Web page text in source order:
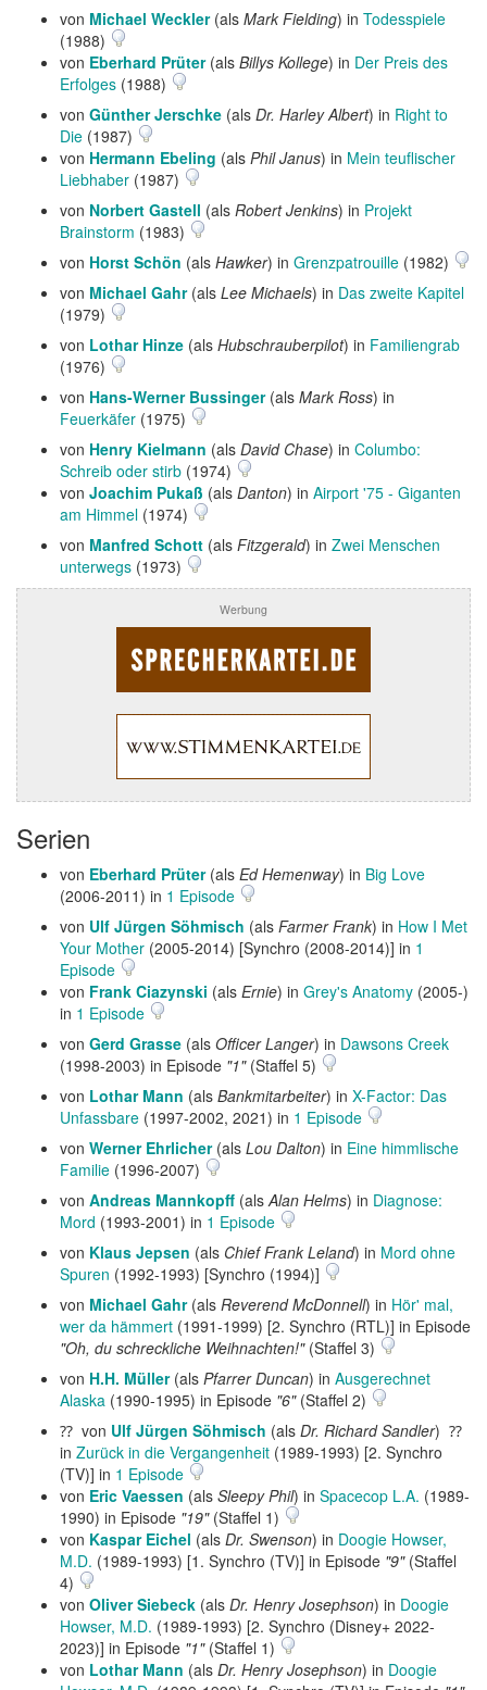
von Michael Weckler(als Mark Fielding) in Todesspiele
(1988)
von Eberhard Prüter(als Billys Kollege) in Der Preis des
Erfolges (1988)
von Günther Jerschke (als Dr. Harley Albert) in Right to
Die (1987)
von Hermann Ebeling (als Phil Janus) in Mein teuflischer
Liebhaber (1987)
von Norbert Gastell (als Robert Jenkins) in Projekt
Brainstorm (1983)
von Horst Schön (als Hawker) in Grenzpatrouille (1982)
von Michael Gahr(als Lee Michaels) in Das zweite Kapitel
(1979)
von Lothar Hinze (als Hubschrauberpilot) in Familiengrab
(1976)
von Hans-Werner Bussinger(als Mark Ross) in
Feuerkäfer (1975)
von Henry Kielmann (als David Chase) in Columbo:
Schreib oder stirb (1974)
von Joachim Pukaß (als Danton) in Airport '75 - Giganten
am Himmel (1974)
von Manfred Schott (als Fitzgerald) in Zwei Menschen
unterwegs (1973)
Werbung
Serien
von Eberhard Prüter(als Ed Hemenway) in Big Love
(2006-2011) in 1 Episode
von Ulf Jürgen Söhmisch (als Farmer Frank) in How I Met
Your Mother (2005-2014) [Synchro (2008-2014)] in 1
Episode
von Frank Ciazynski (als Ernie) in Grey's Anatomy (2005-)
in 1 Episode
von Gerd Grasse (als Officer Langer) in Dawsons Creek
(1998-2003) in Episode "1"(Staffel 5)
von Lothar Mann (als Bankmitarbeiter) in X-Factor: Das
Unfassbare (1997-2002, 2021) in 1 Episode
von Werner Ehrlicher(als Lou Dalton) in Eine himmlische
Familie (1996-2007)
von Andreas Mannkopff (alsAlan Helms) in Diagnose:
Mord (1993-2001) in 1 Episode
von Klaus Jepsen (als Chief Frank Leland) in Mord ohne
Spuren (1992-1993) [Synchro (1994)]
von Michael Gahr(als Reverend McDonnell) in Hör' mal,
wer da hämmert (1991-1999) [2. Synchro (RTL)] in Episode
"Oh, du schreckliche Weihnachten!"(Staffel 3)
von H.H. Müller(als Pfarrer Duncan) in Ausgerechnet
Alaska (1990-1995) in Episode "6"(Staffel 2)
⁇ von Ulf Jürgen Söhmisch (als Dr. Richard Sandler) ⁇
in Zurück in die Vergangenheit (1989-1993) [2. Synchro
(TV)] in 1 Episode
von Eric Vaessen (als Sleepy Phil) in Spacecop L.A. (1989-
1990) in Episode "19"(Staffel 1)
von Kaspar Eichel (als Dr. Swenson) in Doogie Howser,
M.D. (1989-1993) [1. Synchro (TV)] in Episode "9"(Staffel
4)
von Oliver Siebeck (als Dr. Henry Josephson) in Doogie
Howser, M.D. (1989-1993) [2. Synchro (Disney+ 2022-
2023)] in Episode "1"(Staffel 1)
von Lothar Mann (als Dr. Henry Josephson) in Doogie